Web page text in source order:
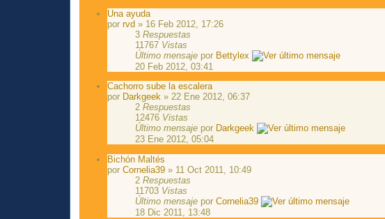
Una ayuda
porrvd » 16 Feb 2012, 17:26
3Respuestas
11767 Vistas
Último mensaje por Bettylex
20 Feb 2012, 03:41
Cachorro sube la escalera
por Darkgeek » 22 Ene 2012, 06:37
2Respuestas
12476 Vistas
Último mensaje por Darkgeek
23 Ene 2012, 05:04
Bichón Maltés
porCornelia39 » 11 Oct 2011, 10:49
2Respuestas
11703 Vistas
Último mensaje porCornelia39
18 Dic 2011, 13:48